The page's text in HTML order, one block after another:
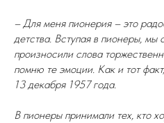
– Для меня пионерия – это
детства. Вступая в пионеры, мы
произносили слова
помню те эмоции. Как и тот
13 декабря 1957 года.
В пионеры принимали тех, кто